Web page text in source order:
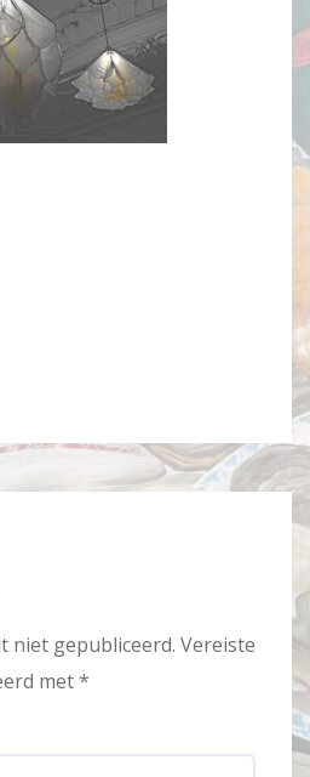
niet gepubliceerd. Vereiste
met*